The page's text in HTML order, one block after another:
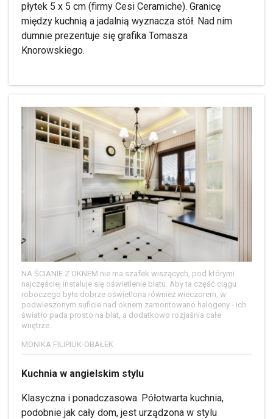
płytek 5 x 5 cm (firmy Cesi Ceramiche). Granicę
między kuchnią a jadalnią wyznacza stół. Nad nim
dumnie prezentuje się grafika Tomasza
Knorowskiego.
NA ŚCIANIE Z OKNEM nie ma szafek wiszących, pod którymi
najczęściej instaluje się oświetlenie blatu. Aby ta część ciągu
roboczego była dobrze oświetlona również wieczorem, w
podwieszonym suficie nad oknem zamontowano halogeny - ich
światło pada prosto na blat, a dodatkowo rozjaśnia całe
wnętrze.
MONIKA FILIPIUK-OBAŁEK
Kuchnia w angielskim stylu
Klasyczna i ponadczasowa. Półotwarta kuchnia,
podobnie jak cały dom, jest urządzona w stylu